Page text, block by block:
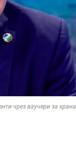
чрез ваучери за храна